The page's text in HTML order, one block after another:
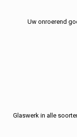
Uw onroerend
Glaswerk in alle